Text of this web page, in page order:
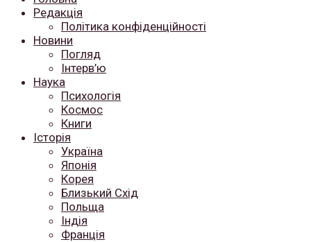
Редакція
Політика конфіденційності
Новини
Погляд
Інтерв’ю
Наука
Психологія
Космос
Книги
Історія
Україна
Японія
Корея
Близький Схід
Польща
Індія
Франція